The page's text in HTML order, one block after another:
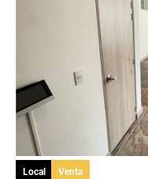
Local Venta